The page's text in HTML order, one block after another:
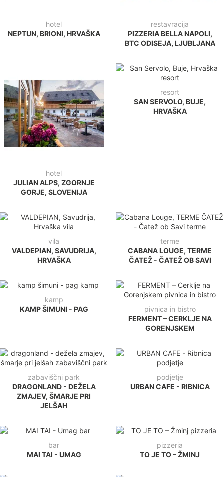
hotel
NEPTUN, BRIONI, HRVAŠKA
restavracija
PIZZERIA BELLA NAPOLI,
BTC ODISEJA, LJUBLJANA
hotel
JULIAN ALPS, ZGORNJE
GORJE, SLOVENIJA
resort
SAN SERVOLO, BUJE,
HRVAŠKA
vila
VALDEPIAN, SAVUDRIJA,
HRVAŠKA
terme
CABANA LOUGE, TERME
ČATEŽ - ČATEŽ OB SAVI
kamp
KAMP ŠIMUNI - PAG
pivnica in bistro
FERMENT – CERKLJE NA
GORENJSKEM
zabaviščni park
DRAGONLAND - DEŽELA
ZMAJEV, ŠMARJE PRI
JELŠAH
podjetje
URBAN CAFE - RIBNICA
bar
MAI TAI - UMAG
pizzeria
TO JE TO – ŽMINJ